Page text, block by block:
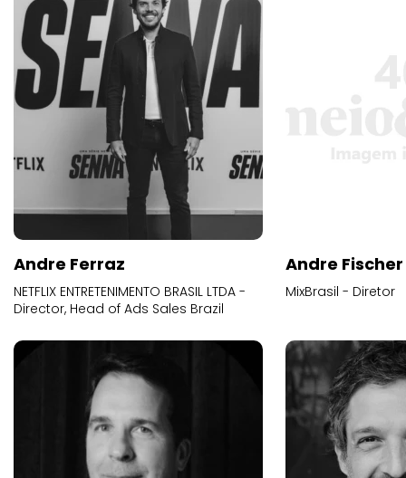
Andre Ferraz
NETFLIX ENTRETENIMENTO BRASIL LTDA -
Director, Head of Ads Sales Brazil
Andre Fischer
MixBrasil - Diretor